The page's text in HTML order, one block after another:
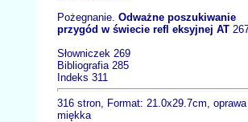
Pożegnanie. Odważne poszukiwanie
przygód w świecie refl eksyjnej AT
Słowniczek 269
Bibliografia 285
Indeks 311
316 stron, Format: 21.0x29.7cm, oprawa
miękka